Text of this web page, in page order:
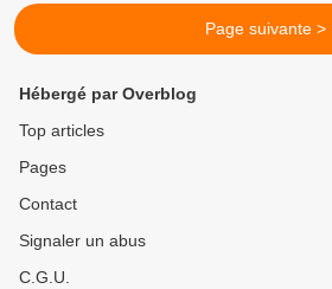
Page suivante >
Hébergé par Overblog
Top articles
Pages
Contact
Signaler un abus
C.G.U.